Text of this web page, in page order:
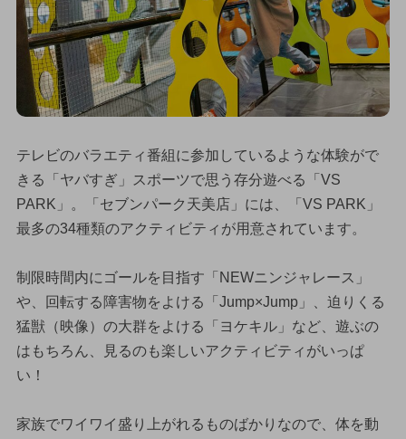
テレビのバラエティ番組に参加しているような体験がで
きる「ヤバすぎ」スポーツで思う存分遊べる「VS
PARK」。「セブンパーク天美店」には、「VS PARK」
最多の34種類のアクティビティが用意されています。
制限時間内にゴールを目指す「NEWニンジャレース」
や、回転する障害物をよける「Jump×Jump」、迫りくる
猛獣（映像）の大群をよける「ヨケキル」など、遊ぶの
はもちろん、見るのも楽しいアクティビティがいっぱ
い！
家族でワイワイ盛り上がれるものばかりなので、体を動